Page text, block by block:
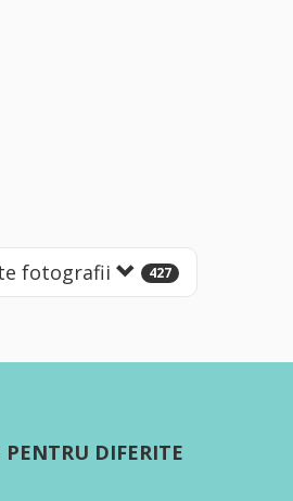
fotografii 427
DIFERITE